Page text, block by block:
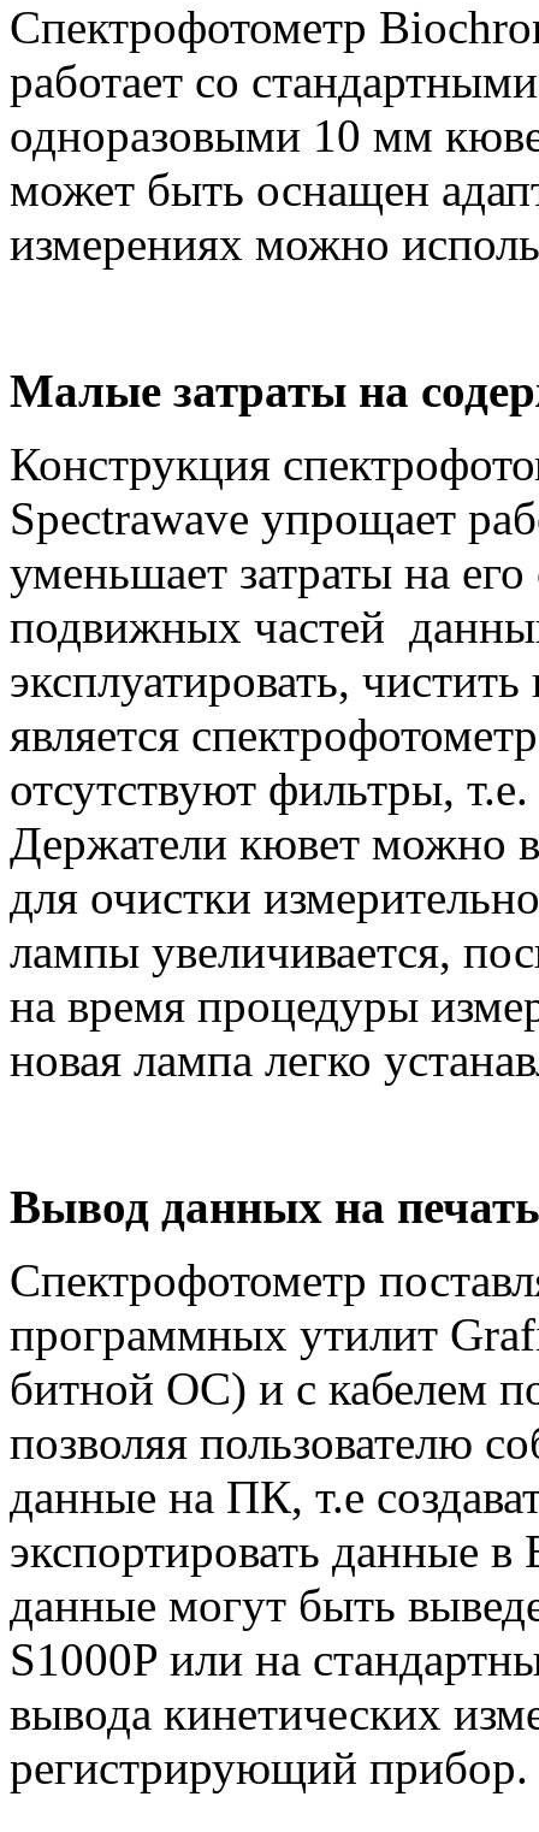
Спектрофотометр
работает со
одноразовыми 10 мм
может быть оснащен
измерениях можно
Малые затраты на
Конструкция
Spectrawave упрощает
уменьшает затраты на
подвижных частей
эксплуатировать,
является
отсутствуют фильтры,
Держатели кювет можно
для очистки
лампы увеличивается,
на время процедуры
новая лампа легко
Вывод данных на печать
Спектрофотометр
программных утилит
битной ОС) и с кабелем
позволяя пользователю
данные на ПК, т.е
экспортировать данные
данные могут быть
S1000P или на
вывода кинетических
регистрирующий прибор.